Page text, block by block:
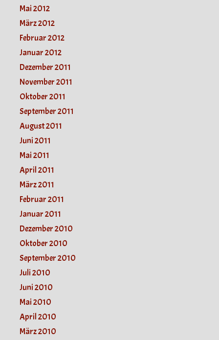
Mai 2012
März 2012
Februar 2012
Januar 2012
Dezember 2011
November 2011
Oktober 2011
September 2011
August 2011
Juni 2011
Mai 2011
April 2011
März 2011
Februar 2011
Januar 2011
Dezember 2010
Oktober 2010
September 2010
Juli 2010
Juni 2010
Mai 2010
April 2010
März 2010